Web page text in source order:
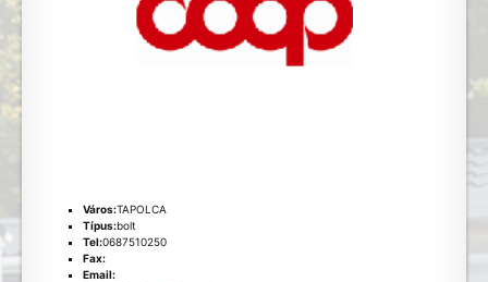
Város:TAPOLCA
Típus:bolt
Tel:0687510250
Fax:
Email: